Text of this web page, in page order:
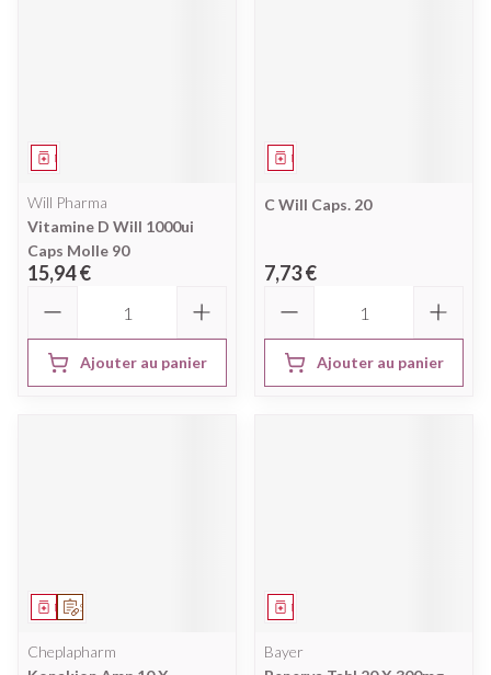
Médicament
Will Pharma
Vitamine D Will 1000ui
Caps Molle 90
15,94 €
Ajouter au panier
Médicament
C Will Caps. 20
7,73 €
Ajouter au panier
Sur prescription
Médicament
Cheplapharm
Médicament
Bayer